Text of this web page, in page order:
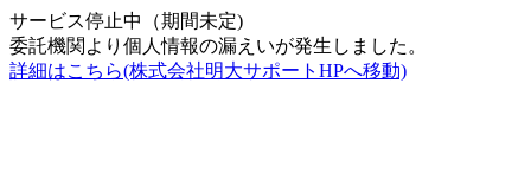
サービス停止中（期間未定)
委託機関より個人情報の漏えいが発生しました。
詳細はこちら(株式会社明大サポートHPへ移動)